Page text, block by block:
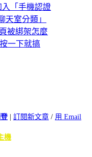
「手機認證
天室分類」
被綁架怎麼
一下就搞
| 訂閱新文章 / 用 Email
機